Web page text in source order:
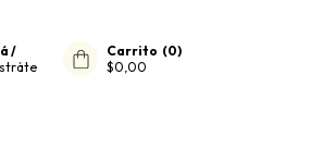
/
Carrito (0)
$0,00